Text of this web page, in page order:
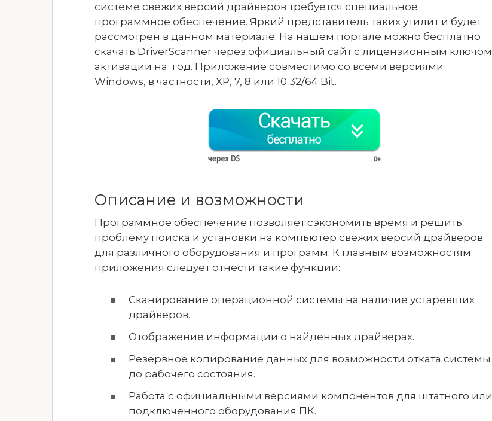
системе свежих версий драйверов требуется специальное
программное обеспечение. Яркий представитель таких утилит и будет
рассмотрен в данном материале. На нашем портале можно бесплатно
скачать DriverScanner через официальный сайт с лицензионным ключом
активации на год. Приложение совместимо со всеми версиями
Windows, в частности, XP, 7, 8 или 10 32/64 Bit.
Описание и возможности
Программное обеспечение позволяет сэкономить время и решить
проблему поиска и установки на компьютер свежих версий драйверов
для различного оборудования и программ. К главным возможностям
приложения следует отнести такие функции:
Сканирование операционной системы на наличие устаревших
драйверов.
Отображение информации о найденных драйверах.
Резервное копирование данных для возможности отката системы
до рабочего состояния.
Работа с официальными версиями компонентов для штатного или
подключенного оборудования ПК.